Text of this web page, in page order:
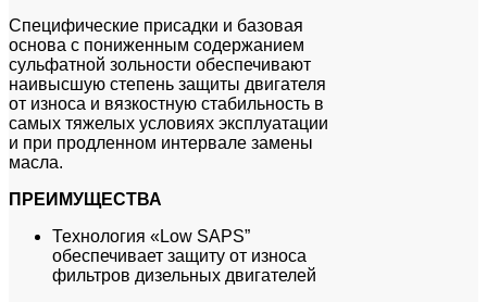
Специфические присадки и базовая
основа с пониженным содержанием
сульфатной зольности обеспечивают
наивысшую степень защиты двигателя
от износа и вязкостную стабильность в
самых тяжелых условиях эксплуатации
и при продленном интервале замены
масла.
ПРЕИМУЩЕСТВА
Технология «Low SAPS”
обеспечивает защиту от износа
фильтров дизельных двигателей